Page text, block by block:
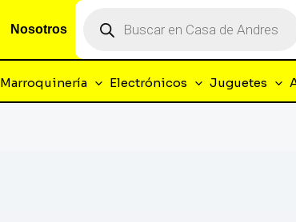
Nosotros
productos
Marroquinería Electrónicos Juguetes